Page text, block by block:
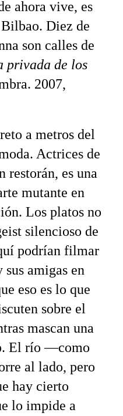
ahora vive, es
Diez de
son calles de
privada de los
2007,
a metros del
Actrices de
restorán, es una
mutante en
Los platos no
silencioso de
podrían filmar
sus amigas en
eso es lo que
sobre el
mascan una
El río —como
al lado, pero
hay cierto
lo impide a